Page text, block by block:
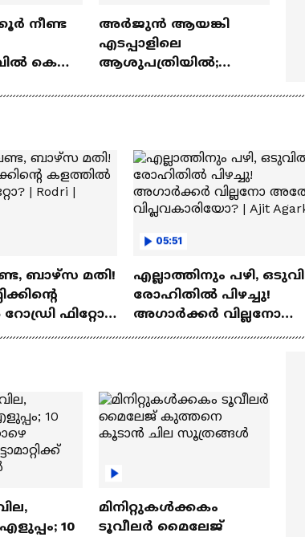
നീണ്ട
കെ
അര്‍ജുന്‍ ആയങ്കി
എടപ്പാളിലെ
ആശുപത്രിയില്‍;
ബാഴ്‌സ മതി!
ഫിറ്റോ?
05:51
എല്ലാത്തിനും പഴി,
രോഹിതില്‍ പിഴച്ചു!
അഗാര്‍ക്കർ വില്ലനോ
അതോ
10
മിനിറ്റുകൾക്കകം
ടൂവീലർ മൈലേജ്